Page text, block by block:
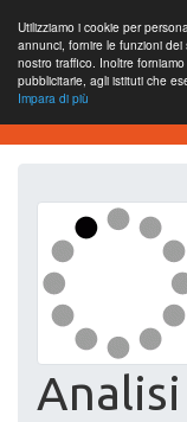
Utilizziamo i cookie per
annunci, fornire le funzioni
nostro traffico. Inoltre
pubblicitarie, agli istituti che
Impara di più
Website-SEO-